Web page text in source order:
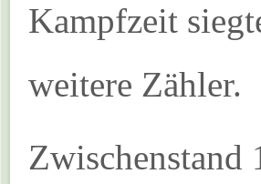
Kampfzeit
weitere Zähler.
Zwischenstand